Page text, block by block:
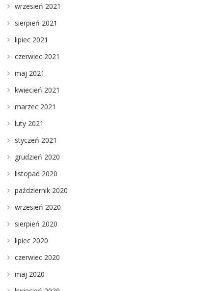
wrzesień 2021
sierpień 2021
lipiec 2021
czerwiec 2021
maj 2021
kwiecień 2021
marzec 2021
luty 2021
styczeń 2021
grudzień 2020
listopad 2020
październik 2020
wrzesień 2020
sierpień 2020
lipiec 2020
czerwiec 2020
maj 2020